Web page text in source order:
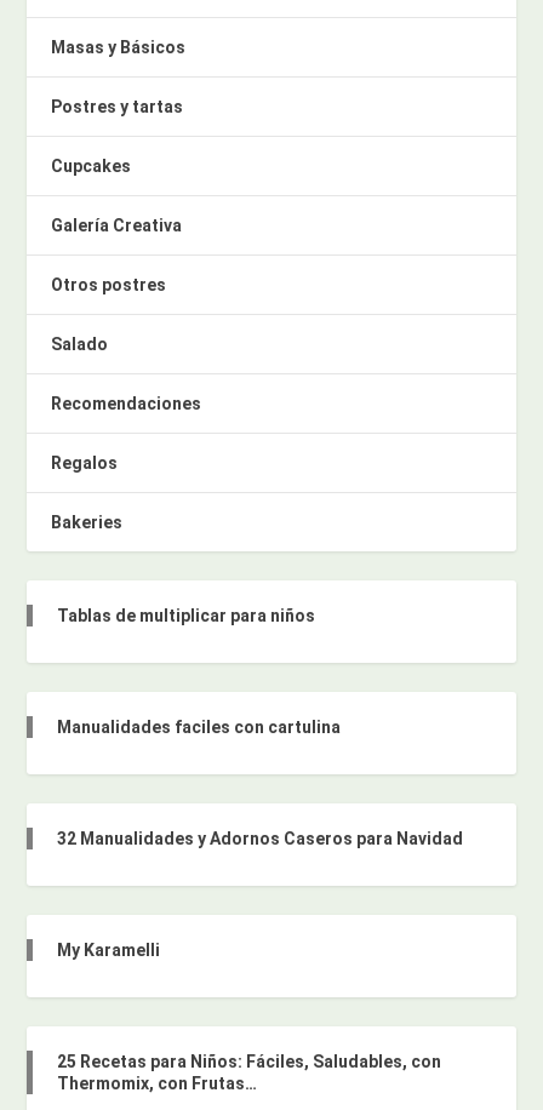
Masas y Básicos
Postres y tartas
Cupcakes
Galería Creativa
Otros postres
Salado
Recomendaciones
Regalos
Bakeries
Tablas de multiplicar para niños
Manualidades faciles con cartulina
32 Manualidades y Adornos Caseros para Navidad
My Karamelli
25 Recetas para Niños: Fáciles, Saludables, con
Thermomix, con Frutas…